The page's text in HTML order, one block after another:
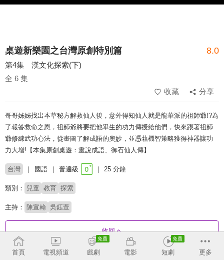
桌遊新樂園之台灣原創特別篇 8.0
第4集 漢文化探索(下)
全 6 集
收藏
分享
哥哥姊姊找出本草秘方解救仙人後，意外得知仙人就是龍華派的祖師爺!?為
了報答救命之恩，祖師爺將要把他畢生的功力傳授給他們，快來跟著祖師
爺修練武功心法，從畫圖了解成語的奧妙，並憑藉機智策略獲得神器讓功
力大增!【本集原創桌遊：畫說成語、御石仙人傳】
台灣 國語 普遍級 25 分鐘
類別： 兒童 教育 探索
主持： 陳宣翰 吳鈺萱
收回
首頁 電視頻道 戲劇 電影 短劇 更多